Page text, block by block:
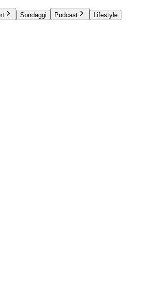
Sondaggi Podcast
Lifestyle